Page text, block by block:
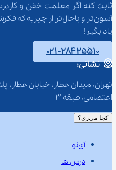
ثابت کنه اگر معلمت خفن و
یاد بگیر!
۰۲۱-۲۸۴۲۵۵۱۰
نشانی:
اعتصامی، طبقه 3
کجا می‌ری؟
آی‌نو
درس ها